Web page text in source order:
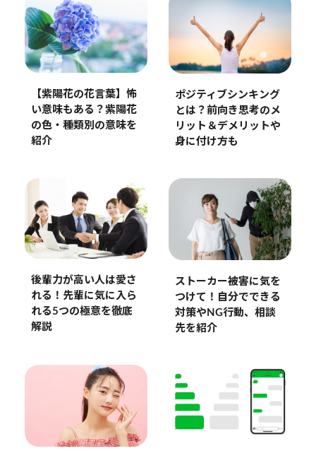
【紫陽花の花言葉】怖
い意味もある？紫陽花
の色・種類別の意味を
紹介
ポジティブシンキング
とは？前向き思考のメ
リット＆デメリットや
身に付け方も
後輩力が高い人は愛さ
れる！先輩に気に入ら
れる5つの極意を徹底
解説
ストーカー被害に気を
つけて！自分でできる
対策やNG行動、相談
先を紹介